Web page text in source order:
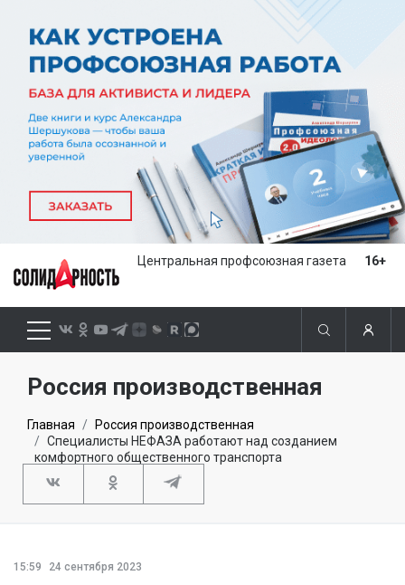
Центральная профсоюзная газета 16+
Россия производственная
Главная
Россия производственная
Специалисты НЕФАЗА работают над созданием
комфортного общественного транспорта
15:59 24 сентября 2023